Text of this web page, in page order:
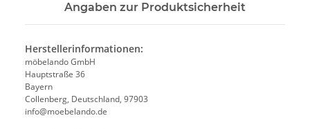
Angaben zur Produktsicherheit
Herstellerinformationen:
möbelando GmbH
Hauptstraße 36
Bayern
Collenberg, Deutschland, 97903
info@moebelando.de